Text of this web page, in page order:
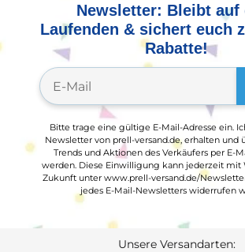
Newsletter: Bleibt auf
Laufenden & sichert euch
Rabatte!
Bitte trage eine gültige E-Mail-Adresse ein.
Newsletter von prell-versand.de, erhalten und
Trends und Aktionen des Verkäufers per E-
werden. Diese Einwilligung kann jederzeit mit
Zukunft unter www.prell-versand.de/
jedes E-Mail-Newsletters widerrufen
Unsere Versandarten: